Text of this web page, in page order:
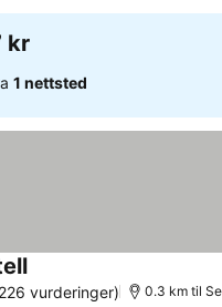
kr
1 nettsted
Se priser
vurderinger) 0.3 km til